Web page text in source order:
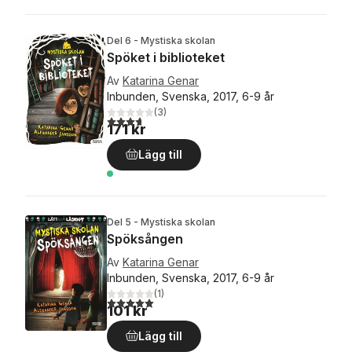
Del 6 - Mystiska skolan
Spöket i biblioteket
Av Katarina Genar
Inbunden, Svenska, 2017, 6-9 år
3,7utav 5 stjärnor. Totalt antal röster:
(3)
171 kr
Lägg till
Del 5 - Mystiska skolan
Spöksången
Av Katarina Genar
Inbunden, Svenska, 2017, 6-9 år
5,0utav 5 stjärnor. Totalt antal röster:
(1)
101 kr
Lägg till